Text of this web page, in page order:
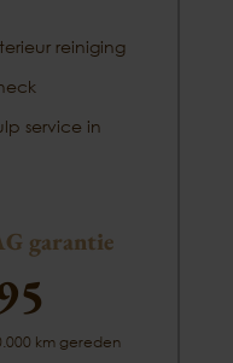
reiniging
service in
garantie
km gereden